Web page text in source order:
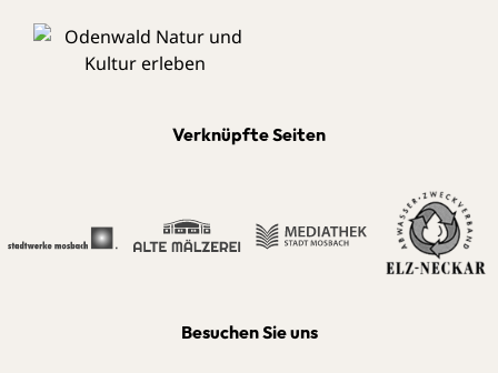
Verknüpfte Seiten
Besuchen Sie uns